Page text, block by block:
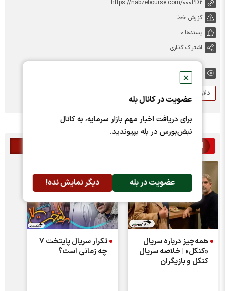
✕
عضویت در کانال بله
برای دریافت اخبار مهم بازار سرمایه، به کانال
نبض‌بورس در بله بپیوندید.
عضویت در بله دیگر نمایش نده!
https://nabzebourse.com/000PD2
گزارش خطا
پسندها:0
اشتراک گذاری
برچسب ها:
دلار
اخبار مرتبط
همه‌چیز درباره سریال
«کنکل» | خلاصه سریال
کنکل و بازیگران
تکرار سریال پایتخت ۷
چه زمانی است؟